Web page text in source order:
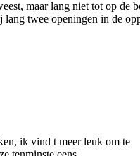
maar lang niet tot op de
twee openingen in de
ik vind t meer leuk om te